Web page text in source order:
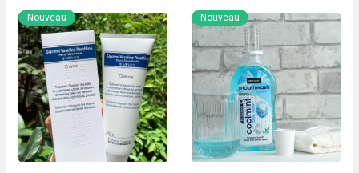
Rêve
de
Miel
Gel
Lavant
Surgras
Visage
et
ROCHER
Lait
Corps
Algue
Sauvage
&
Criste
Marine
Nouveau Nouveau